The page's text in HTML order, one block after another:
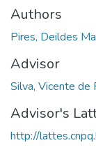
Authors
Pires, Deildes
Advisor
Silva, Vicente de
Advisor's
http://